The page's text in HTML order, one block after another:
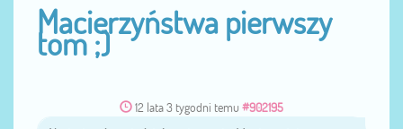
Macierzyństwa pierwszy
tom ;)
12 lata 3 tygodni temu #902195